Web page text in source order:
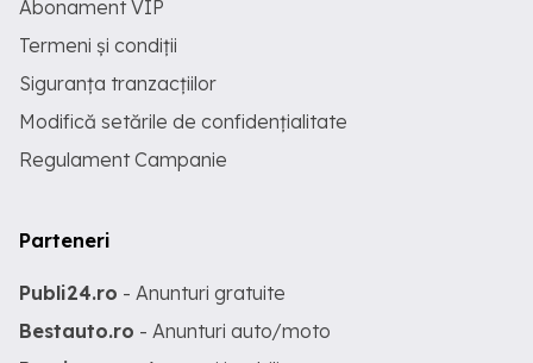
Abonament VIP
Termeni și condiții
Siguranța tranzacțiilor
Modifică setările de confidențialitate
Regulament Campanie
Parteneri
Publi24.ro - Anunturi gratuite
Bestauto.ro - Anunturi auto/moto